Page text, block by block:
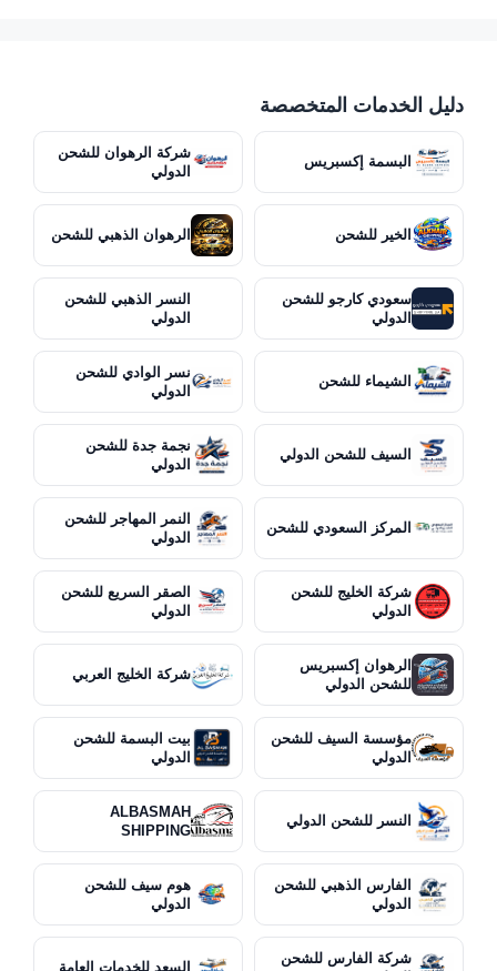
دليل الخدمات المتخصصة
البسمة إكسبريس
شركة الرهوان للشحن
الدولي
الخير للشحن الرهوان الذهبي للشحن
سعودي كارجو للشحن
الدولي
النسر الذهبي للشحن
الدولي
الشيماء للشحن
نسر الوادي للشحن
الدولي
السيف للشحن الدولي
نجمة جدة للشحن
الدولي
المركز السعودي للشحن
النمر المهاجر للشحن
الدولي
شركة الخليج للشحن
الدولي
الصقر السريع للشحن
الدولي
الرهوان إكسبريس
للشحن الدولي
شركة الخليج العربي
مؤسسة السيف للشحن
الدولي
بيت البسمة للشحن
الدولي
النسر للشحن الدولي
ALBASMAH
SHIPPING
الفارس الذهبي للشحن
الدولي
هوم سيف للشحن
الدولي
شركة الفارس للشحن
السعد للخدمات العامة